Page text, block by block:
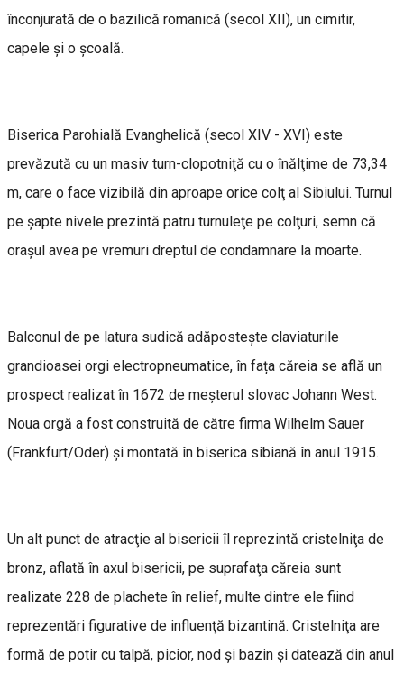
înconjurată de o bazilică romanică (secol XII), un cimitir,
capele şi o şcoală.
Biserica Parohială Evanghelică (secol XIV - XVI) este
prevăzută cu un masiv turn-clopotniţă cu o înălţime de 73,34
m, care o face vizibilă din aproape orice colţ al Sibiului. Turnul
pe şapte nivele prezintă patru turnuleţe pe colţuri, semn că
oraşul avea pe vremuri dreptul de condamnare la moarte.
Balconul de pe latura sudică adăpostește claviaturile
grandioasei orgi electropneumatice, în fața căreia se află un
prospect realizat în 1672 de meşterul slovac Johann West.
Noua orgă a fost construită de către firma Wilhelm Sauer
(Frankfurt/Oder) şi montată în biserica sibiană în anul 1915.
Un alt punct de atracţie al bisericii îl reprezintă cristelniţa de
bronz, aflată în axul bisericii, pe suprafaţa căreia sunt
realizate 228 de plachete în relief, multe dintre ele fiind
reprezentări figurative de influenţă bizantină. Cristelniţa are
formă de potir cu talpă, picior, nod şi bazin şi datează din anul